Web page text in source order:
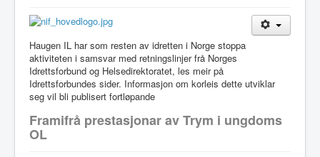
Langrenn
Hovudstyret
Klubblokaler
Haugen IL har som resten av idretten i Norge stoppa
aktiviteten i samsvar med retningslinjer frå Norges
Idrettsforbund og Helsedirektoratet, les meir på
Idrettsforbundes sider. Informasjon om korleis dette utviklar
seg vil bli publisert fortløpande
Framifrå prestasjonar av Trym i ungdoms
OL